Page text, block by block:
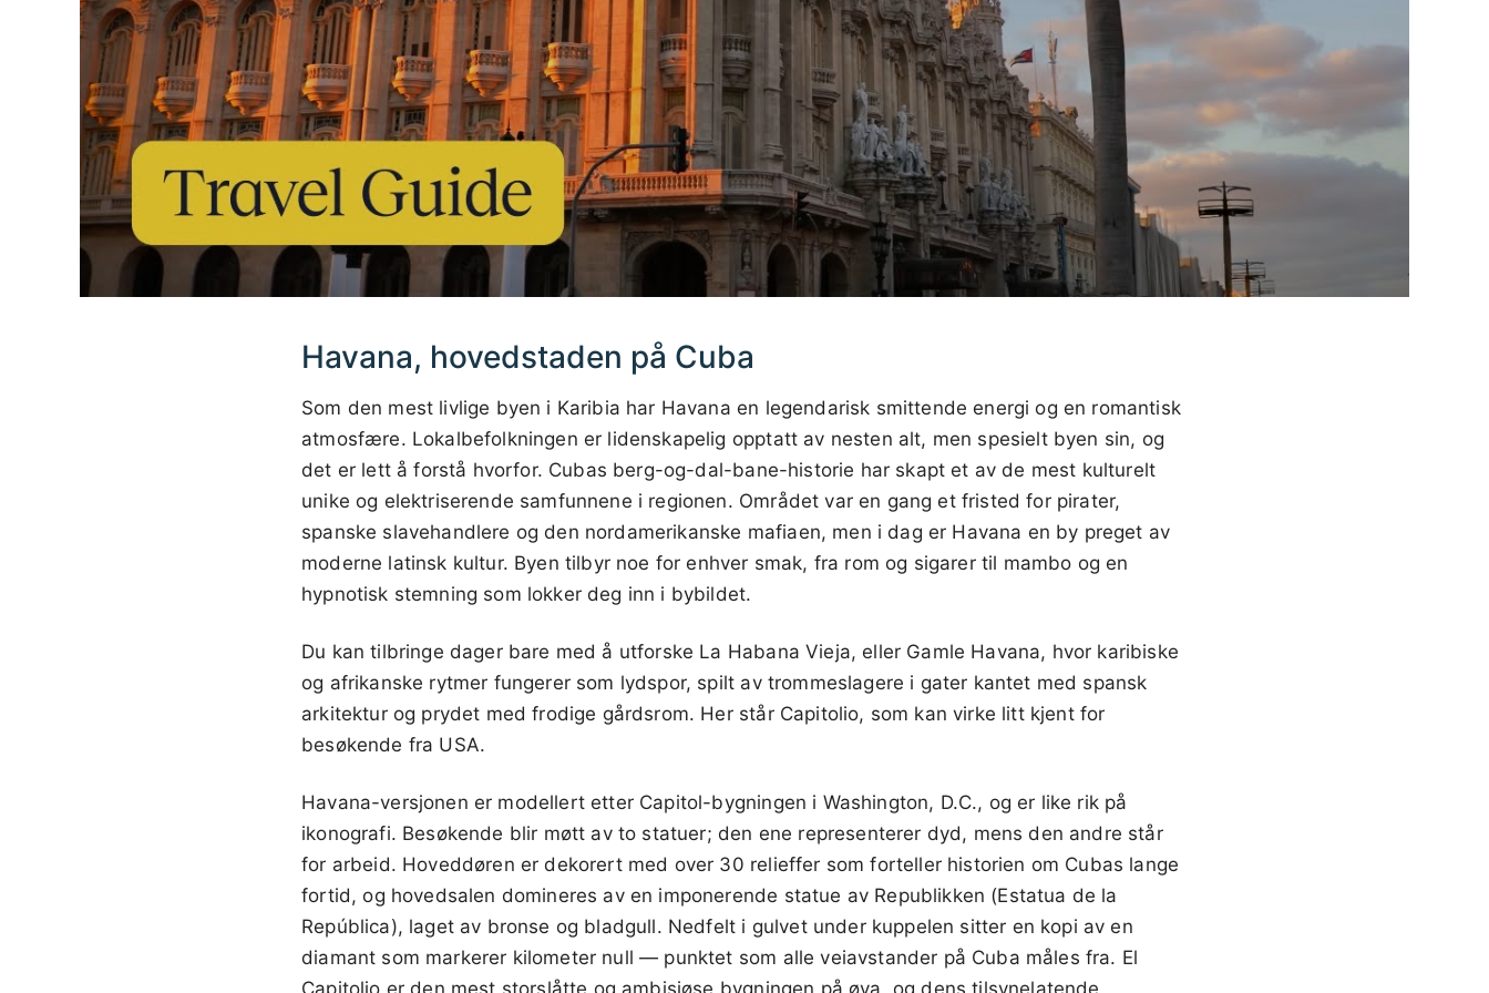
Havana, hovedstaden på Cuba
Som den mest livlige byen i Karibia har Havana en legendarisk smittende energi og en romantisk
atmosfære. Lokalbefolkningen er lidenskapelig opptatt av nesten alt, men spesielt byen sin, og
det er lett å forstå hvorfor. Cubas berg-og-dal-bane-historie har skapt et av de mest kulturelt
unike og elektriserende samfunnene i regionen. Området var en gang et fristed for pirater,
spanske slavehandlere og den nordamerikanske mafiaen, men i dag er Havana en by preget av
moderne latinsk kultur. Byen tilbyr noe for enhver smak, fra rom og sigarer til mambo og en
hypnotisk stemning som lokker deg inn i bybildet.
Du kan tilbringe dager bare med å utforske La Habana Vieja, eller Gamle Havana, hvor karibiske
og afrikanske rytmer fungerer som lydspor, spilt av trommeslagere i gater kantet med spansk
arkitektur og prydet med frodige gårdsrom. Her står Capitolio, som kan virke litt kjent for
besøkende fra USA.
Havana-versjonen er modellert etter Capitol-bygningen i Washington, D.C., og er like rik på
ikonografi. Besøkende blir møtt av to statuer; den ene representerer dyd, mens den andre står
for arbeid. Hoveddøren er dekorert med over 30 relieffer som forteller historien om Cubas lange
fortid, og hovedsalen domineres av en imponerende statue av Republikken (Estatua de la
República), laget av bronse og bladgull. Nedfelt i gulvet under kuppelen sitter en kopi av en
diamant som markerer kilometer null — punktet som alle veiavstander på Cuba måles fra. El
Capitolio er den mest storslåtte og ambisiøse bygningen på øya, og dens tilsynelatende